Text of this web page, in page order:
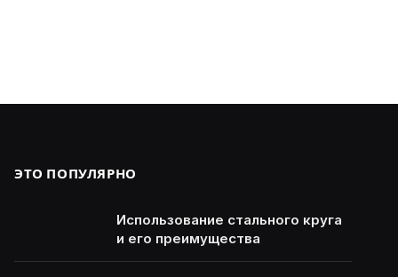
ЭТО ПОПУЛЯРНО
Использование стального круга
и его преимущества